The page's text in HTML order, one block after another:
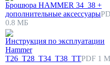
Брошюра HAMMER 34_38 +
дополнительные аксессуары
0.8 МБ
Инструкция по эксплуатации
Hammer
T26_T28_T34_T38_TTPDF 1